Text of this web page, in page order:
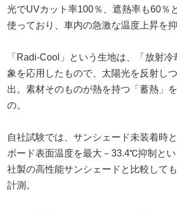
光でUVカット率100％、遮熱率も60％
使っており、車内の急激な温度上昇を抑
「Radi-Cool」という生地は、「放射
象を応用したもので、太陽光を反射し
出。素材そのものが熱を持つ「蓄熱」
の。
自社試験では、サンシェード未装着時
ボード表面温度を最大－33.4℃抑制と
社製の高性能サンシェードと比較して
計測。